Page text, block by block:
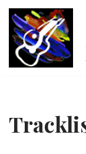
Zum
Inhalt
springen